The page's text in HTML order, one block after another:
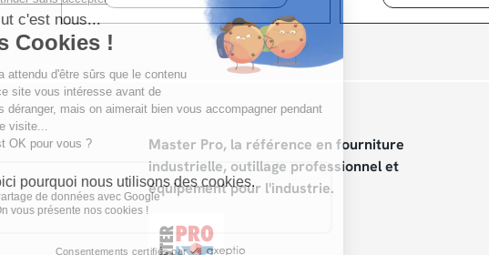
Master Pro, la référence en fourniture
industrielle, outillage professionnel et
équipement pour l'industrie.